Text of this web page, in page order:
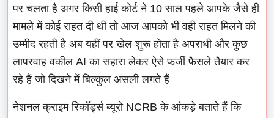
पर चलता है अगर किसी हाई कोर्ट ने 10 साल पहले आपके जैसे ही
मामले में कोई राहत दी थी तो आज आपको भी वही राहत मिलने की
उम्मीद रहती है अब यहीं पर खेल शुरू होता है अपराधी और कुछ
लापरवाह वकील AI का सहारा लेकर ऐसे फर्जी फैसले तैयार कर
रहे हैं जो दिखने में बिल्कुल असली लगते हैं
नेशनल क्राइम रिकॉर्ड्स ब्यूरो NCRB के आंकड़े बताते हैं कि